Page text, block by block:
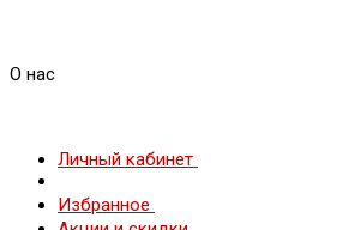
О нас
Личный кабинет
Избранное